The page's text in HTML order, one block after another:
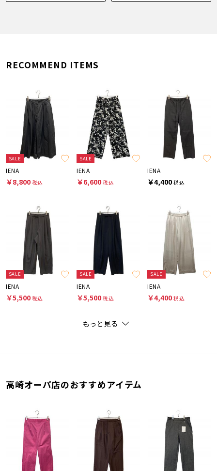
RECOMMEND ITEMS
SALE
IENA
￥8,800税込
SALE
IENA
￥6,600税込
IENA
￥4,400税込
SALE
IENA
￥5,500税込
SALE
IENA
￥5,500税込
SALE
IENA
￥4,400税込
もっと見る
高崎オーパ店のおすすめアイテム